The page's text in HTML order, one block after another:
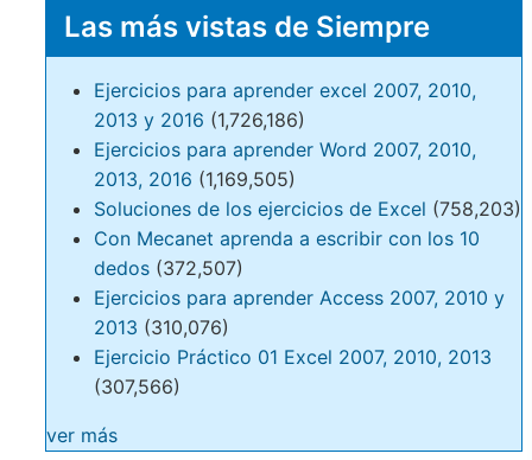
Las más vistas de Siempre
Ejercicios para aprender excel 2007, 2010,
2013 y 2016 (1,726,186)
Ejercicios para aprender Word 2007, 2010,
2013, 2016 (1,169,505)
Soluciones de los ejercicios de Excel (758,203)
Con Mecanet aprenda a escribir con los 10
dedos (372,507)
Ejercicios para aprender Access 2007, 2010 y
2013 (310,076)
Ejercicio Práctico 01 Excel 2007, 2010, 2013
(307,566)
ver más